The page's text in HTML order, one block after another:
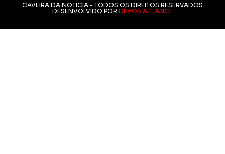
CAVEIRA DA NOTÍCIA - TODOS OS DIREITOS RESERVADOS
DESENVOLVIDO POR DEVOS ALLIANCE